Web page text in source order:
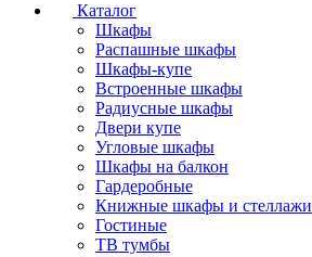
Каталог
Шкафы
Распашные шкафы
Шкафы-купе
Встроенные шкафы
Радиусные шкафы
Двери купе
Угловые шкафы
Шкафы на балкон
Гардеробные
Книжные шкафы и стеллажи
Гостиные
ТВ тумбы